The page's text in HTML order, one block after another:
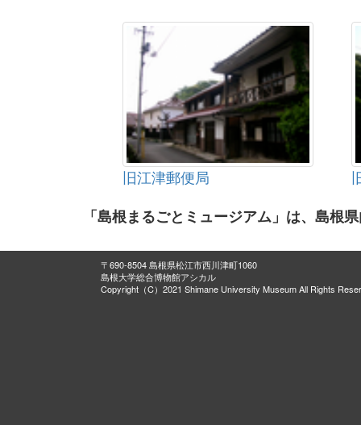
旧江津郵便局
「島根まるごとミュージアム」は、島根
〒690-8504 島根県松江市西川津町1060
島根大学総合博物館アシカル
Copyright（C）2021 Shimane University Museum All Rights